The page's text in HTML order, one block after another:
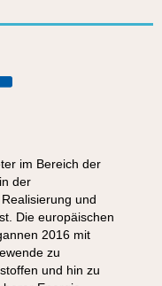
im Bereich der
der
und
Die europäischen
2016 mit
zu
und hin zu